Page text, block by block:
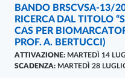
BANDI- ULTIMO
BANDO BRSCVSA-13/
RICERCA DAL TITOLO
CAS PER
PROF. A. BERTUCCI)
ATTIVAZIONE: MARTEDÌ 14
SCADENZA: MARTEDÌ 28